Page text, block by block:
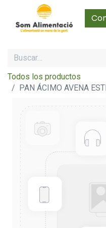
Todos los productos
PAN ÁCIMO AVENA